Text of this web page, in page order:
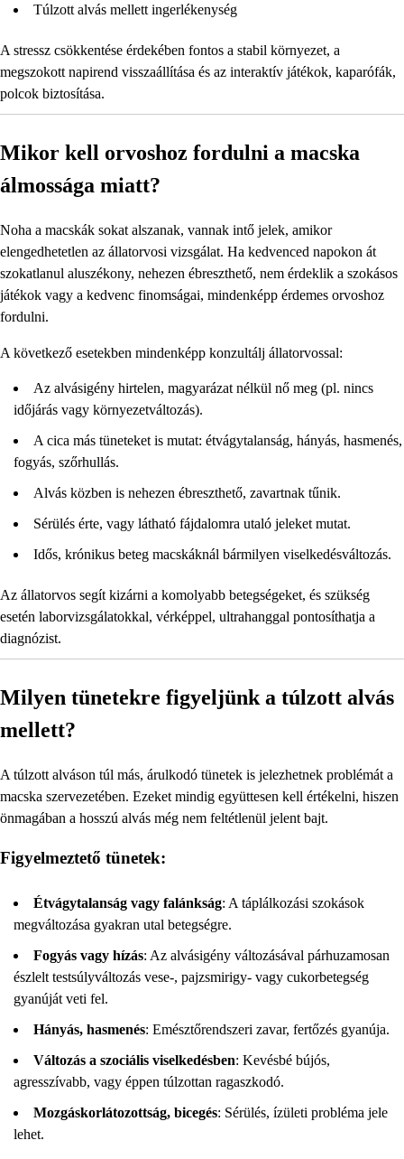
Túlzott alvás mellett ingerlékenység
A stressz csökkentése érdekében fontos a stabil környezet, a
megszokott napirend visszaállítása és az interaktív játékok, kaparófák,
polcok biztosítása.
Mikor kell orvoshoz fordulni a macska
álmossága miatt?
Noha a macskák sokat alszanak, vannak intő jelek, amikor
elengedhetetlen az állatorvosi vizsgálat. Ha kedvenced napokon át
szokatlanul aluszékony, nehezen ébreszthető, nem érdeklik a szokásos
játékok vagy a kedvenc finomságai, mindenképp érdemes orvoshoz
fordulni.
A következő esetekben mindenképp konzultálj állatorvossal:
Az alvásigény hirtelen, magyarázat nélkül nő meg (pl. nincs
időjárás vagy környezetváltozás).
A cica más tüneteket is mutat: étvágytalanság, hányás, hasmenés,
fogyás, szőrhullás.
Alvás közben is nehezen ébreszthető, zavartnak tűnik.
Sérülés érte, vagy látható fájdalomra utaló jeleket mutat.
Idős, krónikus beteg macskáknál bármilyen viselkedésváltozás.
Az állatorvos segít kizárni a komolyabb betegségeket, és szükség
esetén laborvizsgálatokkal, vérképpel, ultrahanggal pontosíthatja a
diagnózist.
Milyen tünetekre figyeljünk a túlzott alvás
mellett?
A túlzott alváson túl más, árulkodó tünetek is jelezhetnek problémát a
macska szervezetében. Ezeket mindig együttesen kell értékelni, hiszen
önmagában a hosszú alvás még nem feltétlenül jelent bajt.
Figyelmeztető tünetek:
Étvágytalanság vagy falánkság: A táplálkozási szokások
megváltozása gyakran utal betegségre.
Fogyás vagy hízás: Az alvásigény változásával párhuzamosan
észlelt testsúlyváltozás vese-, pajzsmirigy- vagy cukorbetegség
gyanúját veti fel.
Hányás, hasmenés: Emésztőrendszeri zavar, fertőzés gyanúja.
Változás a szociális viselkedésben: Kevésbé bújós,
agresszívabb, vagy éppen túlzottan ragaszkodó.
Mozgáskorlátozottság, bicegés: Sérülés, ízületi probléma jele
lehet.